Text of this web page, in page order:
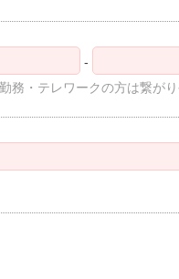
-
・テレワークの方は繋がり